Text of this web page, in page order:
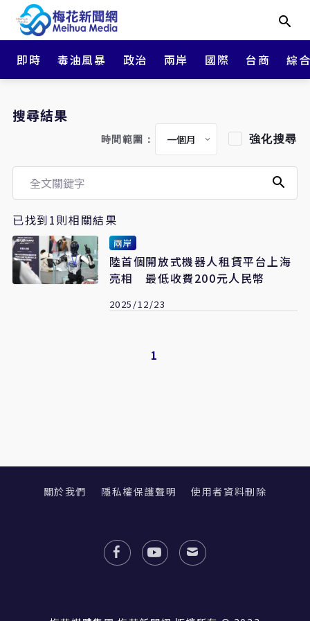
即時 毒油風暴 政治 兩岸 國際 台商 綜
搜尋結果
時間範圍： 強化搜尋
已找到1則相關結果
兩岸
陸首個開放式機器人租賃平台上海
亮相 最低收費200元人民幣
2025/12/23
1
關於我們 隱私權保護聲明 使用者資料刪除